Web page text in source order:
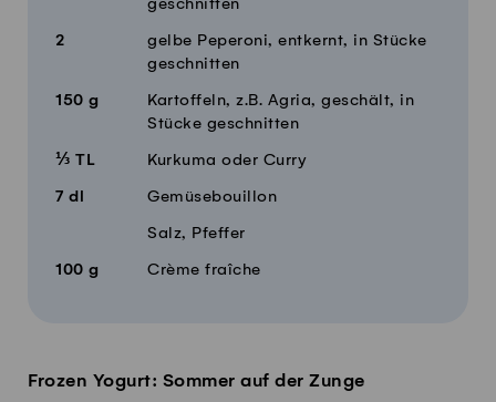
geschnitten
2
gelbe Peperoni, entkernt, in Stücke
geschnitten
150 g
Kartoffeln, z.B. Agria, geschält, in
Stücke geschnitten
⅓ TL Kurkuma oder Curry
7 dl Gemüsebouillon
Salz, Pfeffer
100 g Crème fraîche
Frozen Yogurt: Sommer auf der Zunge